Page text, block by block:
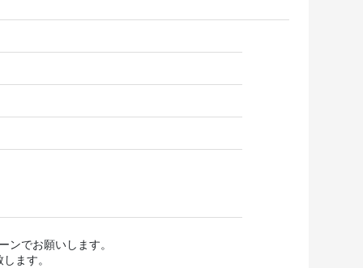
ンでお願いします。
ます。